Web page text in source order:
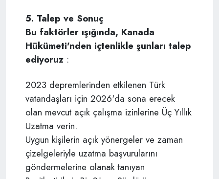
5. Talep ve Sonuç
Bu faktörler ışığında, Kanada
Hükümeti'nden içtenlikle şunları talep
ediyoruz :
2023 depremlerinden etkilenen Türk
vatandaşları için 2026'da sona erecek
olan mevcut açık çalışma izinlerine Üç Yıllık
Uzatma verin.
Uygun kişilerin açık yönergeler ve zaman
çizelgeleriyle uzatma başvurularını
göndermelerine olanak tanıyan